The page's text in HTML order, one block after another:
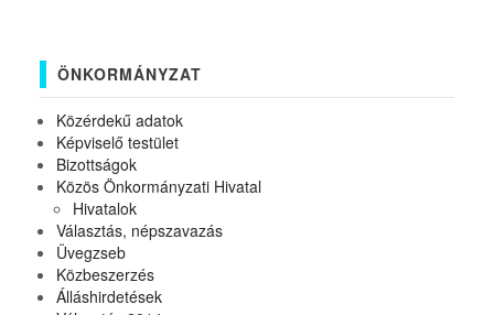
ÖNKORMÁNYZAT
Közérdekű adatok
Képviselő testület
Bizottságok
Közös Önkormányzati Hivatal
Hivatalok
Választás, népszavazás
Üvegzseb
Közbeszerzés
Álláshirdetések